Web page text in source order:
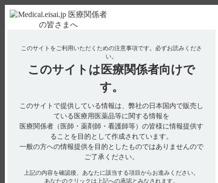
使用期限検索 Drug Information
No : 414
【デタントールR】 Cmaxなど、血中濃度の推移
【デタントールR】
maxなど、血中濃度の推移を教えてください。
電子添文には、薬物動態に関する以下の記載があります。（引
このサイトをご利用いただくための注意事項です。 必ずお読みくださ
い。
このサイトは 医療関係者向けで
す。
このサイトで提供している情報は、弊社の日本国内で販売し
ている医療用医薬品等に関する情報を
医療関係者（医師・薬剤師・看護師等）の皆様に情報提供す
ることを目的として作成されています。
一般の方への情報提供を目的としたものではありませんので
ご了承ください。
上記の内容を確認後、あなたに該当する項目からお進みください。
あなたのクリックは上記への承認とみなされます。